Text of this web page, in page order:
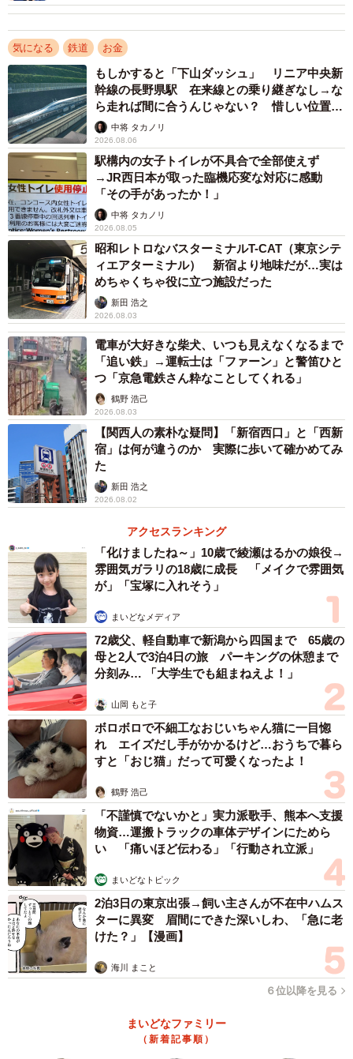
一見ボロ負けに見える直通特急ですが、実は強力な切り札
があるのです。それが割引切符の存在です。2024年5月現
在、山陽電鉄沿線～阪神大阪梅田・大阪難波間の割引切符
ですと「阪神・山陽 シーサイド1dayチケット」（2400円・
1日）、「阪神・明石市内1dayチケット」（1800円・1日）
があります。
「阪神・山陽 シーサイド1dayチケット」は山陽電鉄線全線
で使え、播磨町〜山陽姫路・西飾磨〜山陽網干の各駅券売
機などで発売しています。一方、「阪神・明石市内1dayチ
ケット」は西二見駅以東を対象とし、大蔵谷〜西二見の各
駅券売機などで発売しています。
これらの割引切符を使うと山陽姫路～大阪梅田間はJRより
も往復640円、明石～大阪梅田間は往復100円安くなりま
す。大阪難波の場合は山陽・阪神がよりオトクになりま
す。
時間に余裕があり、少しでも安く大阪梅田に行きたい場
合、直通特急は有力な選択肢になります。
実は直通特急は速い？
3/3
阪神車の直通特急
鉄道ファンの間では「直通特急＝新快速よりも遅い」とい
う図式が定着していますが、見方を変えると直通特急は新
快速と同等の速達性を担保する列車でもあります。
山陽明石～西代間を見ると、JRの駅から距離があり、比較
的乗降客数が多い駅として滝の茶屋駅（神戸市垂水区）、
板宿駅（神戸市須磨区）が挙げられます。
滝の茶屋駅は朝夕ラッシュ時・夜間、板宿駅は終日にわた
では約50分（9時台）、板宿駅から大阪梅田駅までは約45
気になる 鉄道 お金
もしかすると「下山ダッシュ」 リニア中央新
幹線の長野県駅 在来線との乗り継ぎなし→な
ら走れば間に合うんじゃない？ 惜しい位置関
係が反響
中将 タカノリ
2026.08.06
駅構内の女子トイレが不具合で全部使えず
→JR西日本が取った臨機応変な対応に感動
「その手があったか！」
中将 タカノリ
2026.08.05
昭和レトロなバスターミナルT-CAT（東京シテ
ィエアターミナル） 新宿より地味だが…実は
めちゃくちゃ役に立つ施設だった
新田 浩之
2026.08.03
電車が大好きな柴犬、いつも見えなくなるまで
「追い鉄」→運転士は「ファーン」と警笛ひと
つ「京急電鉄さん粋なことしてくれる」
鶴野 浩己
2026.08.03
【関西人の素朴な疑問】「新宿西口」と「西新
宿」は何が違うのか 実際に歩いて確かめてみ
た
新田 浩之
2026.08.02
アクセスランキング
「化けましたね～」10歳で綾瀬はるかの娘役→
雰囲気ガラリの18歳に成長 「メイクで雰囲気
が」「宝塚に入れそう」
まいどなメディア
72歳父、軽自動車で新潟から四国まで 65歳の
母と2人で3泊4日の旅 パーキングの休憩まで
分刻み… 「大学生でも組まねえよ！」
山岡 もと子
ボロボロで不細工なおじいちゃん猫に一目惚
れ エイズだし手がかかるけど…おうちで暮ら
すと「おじ猫」だって可愛くなったよ！
鶴野 浩己
「不謹慎でないかと」実力派歌手、熊本へ支援
物資…運搬トラックの車体デザインにためら
い 「痛いほど伝わる」「行動され立派」
まいどなトピック
2泊3日の東京出張→飼い主さんが不在中ハムス
ターに異変 眉間にできた深いしわ、「急に老
けた？」【漫画】
海川 まこと
６位以降を見る
まいどなファミリー
（新着記事順）